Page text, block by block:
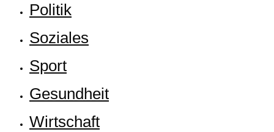
Poli­tik
Sozia­les
Sport
Gesund­heit
Wirt­schaft